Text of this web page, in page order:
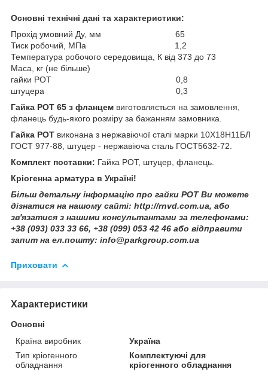
Основні технічні дані та характеристики:
Прохід умовний Ду, мм 65
Тиск робочий, МПа 1,2
Температура робочого середовища, К від 373 до 73
Маса, кг (не більше)
гайки РОТ 0,8
штуцера 0,3
Гайка РОТ 65 з фланцем виготовляється на замовлення,
фланець будь-якого розміру за бажанням замовника.
Гайка РОТ виконана з нержавіючої сталі марки 10Х18H11БЛ
ГОСТ 977-88, штуцер - нержавіюча сталь ГОСТ5632-72.
Комплект поставки: Гайка РОТ, штуцер, фланець.
Кріогенна арматура в Україні!
Більш детальну інформацію про гайки РОТ Ви можете
дізнатися на нашому сайті: http://rnvd.com.ua, або
зв'язатися з нашими консультантами за телефонами:
+38 (093) 033 33 66, +38 (099) 053 42 46 або відправити
запит на ел.пошту: info@parkgroup.com.ua
Приховати
Характеристики
Основні
Країна виробник
Україна
Тип кріогенного
обладнання
Комплектуючі для
кріогенного обладнання